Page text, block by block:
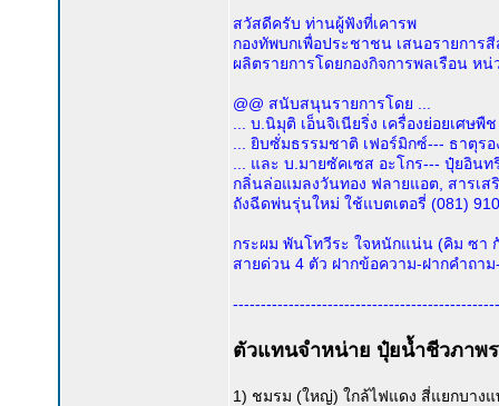
สวัสดีครับ ท่านผู้ฟังที่เคารพ
กองทัพบกเพื่อประชาชน เสนอรายการ
ผลิตรายการโดยกองกิจการพลเรือน ห
@@ สนับสนุนรายการโดย ...
... บ.นิมุติ เอ็นจิเนียริ่ง เครื่องย่อยเศษพื
... ยิบซั่มธรรมชาติ เฟอร์มิกซ์--- ธาตุร
... และ บ.มายซัคเซส อะโกร--- ปุ๋ยอิน
กลิ่นล่อแมลงวันทอง ฟลายแอต, สารเส
ถังฉีดพ่นรุ่นใหม่ ใช้แบตเตอรี่ (081)
กระผม พันโทวีระ ใจหนักแน่น (คิม ซา
สายด่วน 4 ตัว ฝากข้อความ-ฝากคำถา
ตัวแทนจำหน่าย ปุ๋ยน้ำชีวภาพร
1) ชมรม (ใหญ่) ใกล้ไฟแดง สี่แยกบาง